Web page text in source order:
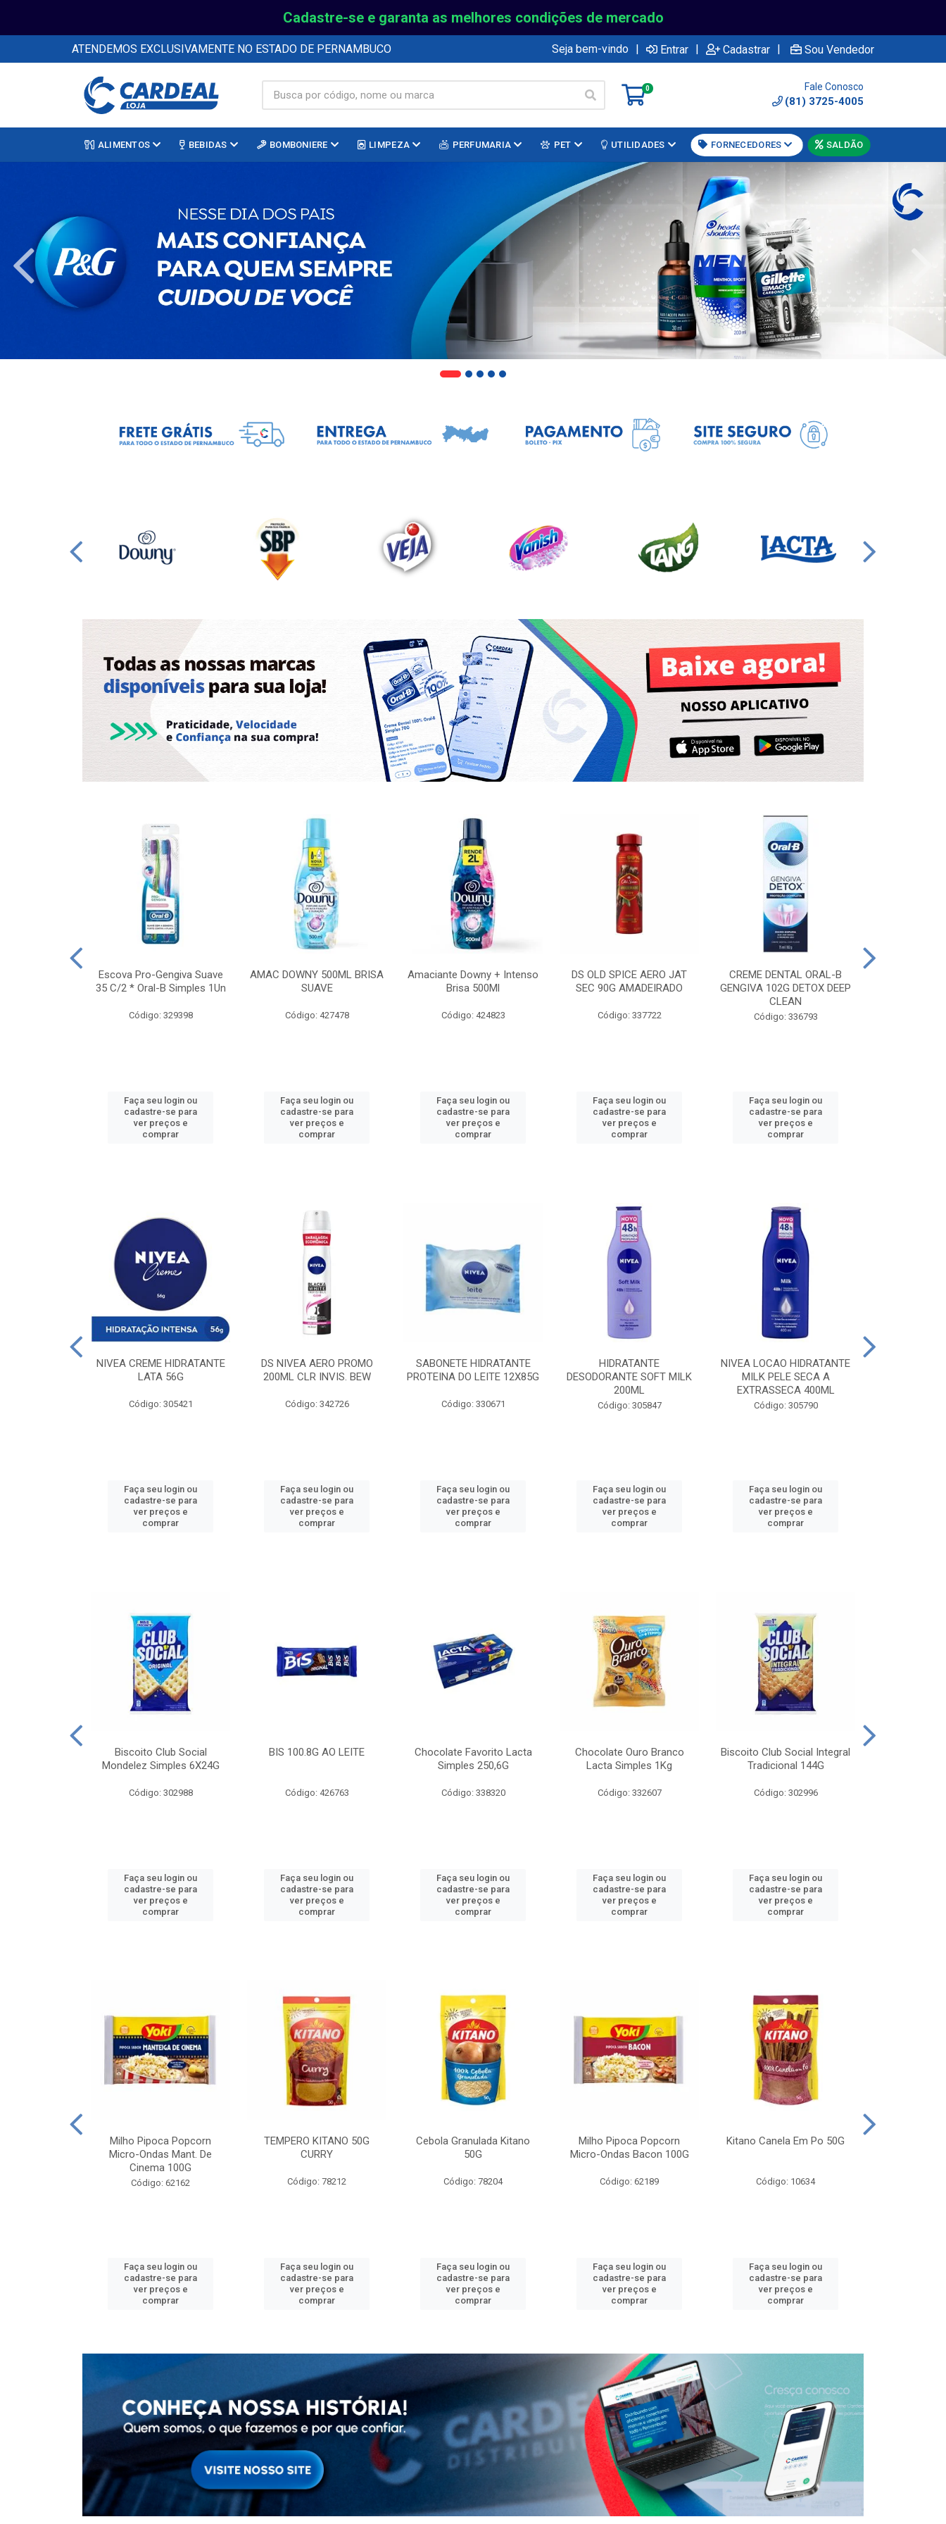
Cadastre-se e garanta as melhores condições de mercado
ATENDEMOS EXCLUSIVAMENTE NO ESTADO DE PERNAMBUCO Seja bem-vindo | Entrar | Cadastrar | Sou Vendedor
0 Fale Conosco
(81) 3725-4005
ALIMENTOS BEBIDAS BOMBONIERE LIMPEZA PERFUMARIA PET UTILIDADES FORNECEDORES SALDÃO
Escova Pro-Gengiva Suave
35 C/2 * Oral-B Simples 1Un
Código: 329398
Faça seu login ou
cadastre-se para
ver preços e
comprar
AMAC DOWNY 500ML BRISA
SUAVE
Código: 427478
Faça seu login ou
cadastre-se para
ver preços e
comprar
Amaciante Downy + Intenso
Brisa 500Ml
Código: 424823
Faça seu login ou
cadastre-se para
ver preços e
comprar
DS OLD SPICE AERO JAT
SEC 90G AMADEIRADO
Código: 337722
Faça seu login ou
cadastre-se para
ver preços e
comprar
CREME DENTAL ORAL-B
GENGIVA 102G DETOX DEEP
CLEAN
Código: 336793
Faça seu login ou
cadastre-se para
ver preços e
comprar
NIVEA CREME HIDRATANTE
LATA 56G
Código: 305421
Faça seu login ou
cadastre-se para
ver preços e
comprar
DS NIVEA AERO PROMO
200ML CLR INVIS. BEW
Código: 342726
Faça seu login ou
cadastre-se para
ver preços e
comprar
SABONETE HIDRATANTE
PROTEINA DO LEITE 12X85G
Código: 330671
Faça seu login ou
cadastre-se para
ver preços e
comprar
HIDRATANTE
DESODORANTE SOFT MILK
200ML
Código: 305847
Faça seu login ou
cadastre-se para
ver preços e
comprar
NIVEA LOCAO HIDRATANTE
MILK PELE SECA A
EXTRASSECA 400ML
Código: 305790
Faça seu login ou
cadastre-se para
ver preços e
comprar
Biscoito Club Social
Mondelez Simples 6X24G
Código: 302988
Faça seu login ou
cadastre-se para
ver preços e
comprar
BIS 100.8G AO LEITE
Código: 426763
Faça seu login ou
cadastre-se para
ver preços e
comprar
Chocolate Favorito Lacta
Simples 250,6G
Código: 338320
Faça seu login ou
cadastre-se para
ver preços e
comprar
Chocolate Ouro Branco
Lacta Simples 1Kg
Código: 332607
Faça seu login ou
cadastre-se para
ver preços e
comprar
Biscoito Club Social Integral
Tradicional 144G
Código: 302996
Faça seu login ou
cadastre-se para
ver preços e
comprar
Milho Pipoca Popcorn
Micro-Ondas Mant. De
Cinema 100G
Código: 62162
Faça seu login ou
cadastre-se para
ver preços e
comprar
TEMPERO KITANO 50G
CURRY
Código: 78212
Faça seu login ou
cadastre-se para
ver preços e
comprar
Cebola Granulada Kitano
50G
Código: 78204
Faça seu login ou
cadastre-se para
ver preços e
comprar
Milho Pipoca Popcorn
Micro-Ondas Bacon 100G
Código: 62189
Faça seu login ou
cadastre-se para
ver preços e
comprar
Kitano Canela Em Po 50G
Código: 10634
Faça seu login ou
cadastre-se para
ver preços e
comprar